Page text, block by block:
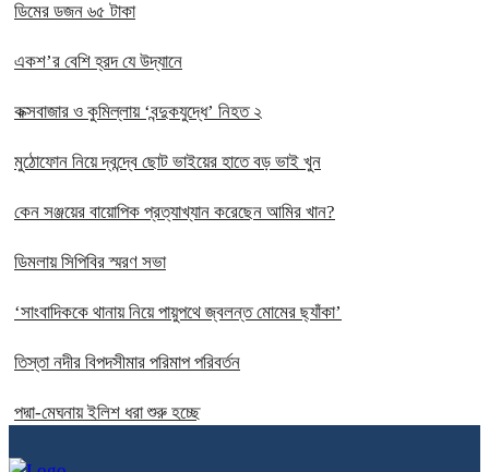
ডিমের ডজন ৬৫ টাকা
একশ’র বেশি হ্রদ যে উদ্যানে
কক্সবাজার ও কুমিল্লায় ‘বন্দুকযুদ্ধে’ নিহত ২
মুঠোফোন নিয়ে দ্বন্দ্বে ছোট ভাইয়ের হাতে বড় ভাই খুন
কেন সঞ্জয়ের বায়োপিক প্রত্যাখ্যান করেছেন আমির খান?
ডিমলায় সিপিবির স্মরণ সভা
‘সাংবাদিককে থানায় নিয়ে পায়ুপথে জ্বলন্ত মোমের ছ্যাঁকা’
তিস্তা নদীর বিপদসীমার পরিমাপ পরিবর্তন
পদ্মা-মেঘনায় ইলিশ ধরা শুরু হচ্ছে